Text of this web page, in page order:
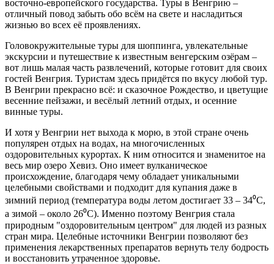
восточно-европейского государства. Туры в Венгрию –
отличный повод забыть обо всём на свете и насладиться
жизнью во всех её проявлениях.
Головокружительные туры для шоппинга, увлекательные
экскурсии и путешествие к известным венгерским озёрам –
вот лишь малая часть развлечений, которые готовит для своих
гостей Венгрия. Туристам здесь придётся по вкусу любой тур.
В Венгрии прекрасно всё: и сказочное Рождество, и цветущие
весенние пейзажи, и весёлый летний отдых, и осенние
винные туры.
И хотя у Венгрии нет выхода к морю, в этой стране очень
популярен отдых на водах, на многочисленных
оздоровительных курортах. К ним относится и знаменитое на
весь мир озеро Хевиз. Оно имеет вулканическое
происхождение, благодаря чему обладает уникальными
целебными свойствами и подходит для купания даже в
зимний период (температура воды летом достигает 33 – 34⁰C,
а зимой – около 26⁰C). Именно поэтому Венгрия стала
природным "оздоровительным центром" для людей из разных
стран мира. Целебные источники Венгрии позволяют без
применения лекарственных препаратов вернуть телу бодрость
и восстановить утраченное здоровье.